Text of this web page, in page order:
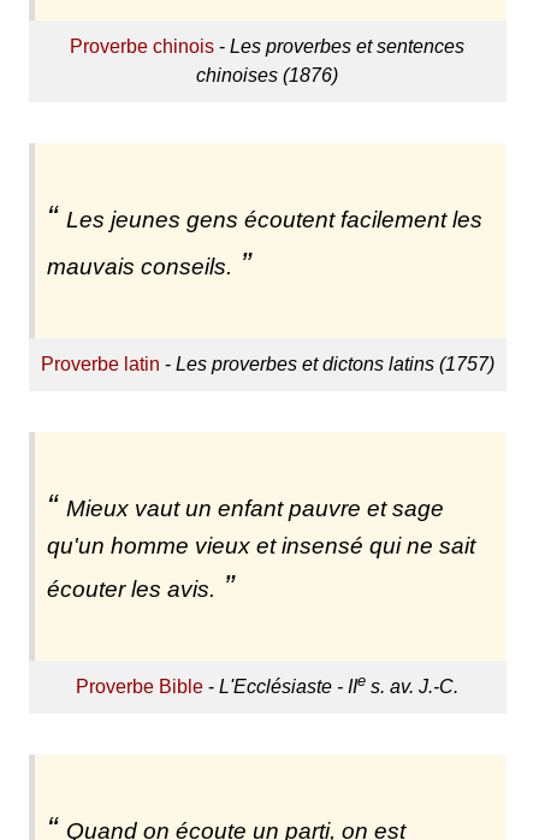
Proverbe chinois -Les proverbes et sentences
chinoises (1876)
Les jeunes gens écoutent facilement les
mauvais conseils.
Proverbe latin - Les proverbes et dictons latins (1757)
Mieux vaut un enfant pauvre et sage
qu'un homme vieux et insensé qui ne sait
écouter les avis.
Proverbe Bible -L'Ecclésiaste - IIe s. av. J.-C.
Quand on écoute un parti, on est